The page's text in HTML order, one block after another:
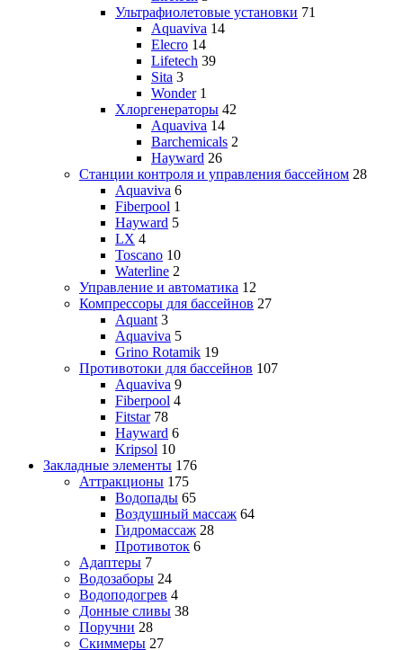
Ультрафиолетовые установки 71
Aquaviva 14
Elecro 14
Lifetech 39
Sita 3
Wonder 1
Хлоргенераторы 42
Aquaviva 14
Barchemicals 2
Hayward 26
Станции контроля и управления бассейном 28
Aquaviva 6
Fiberpool 1
Hayward 5
LX 4
Toscano 10
Waterline 2
Управление и автоматика 12
Компрессоры для бассейнов 27
Aquant 3
Aquaviva 5
Grino Rotamik 19
Противотоки для бассейнов 107
Aquaviva 9
Fiberpool 4
Fitstar 78
Hayward 6
Kripsol 10
Закладные элементы 176
Аттракционы 175
Водопады 65
Воздушный массаж 64
Гидромассаж 28
Противоток 6
Адаптеры 7
Водозаборы 24
Водоподогрев 4
Донные сливы 38
Поручни 28
Скиммеры 27